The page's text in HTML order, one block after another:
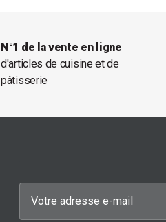
N°1 de la vente en ligne
d'articles de cuisine et de
pâtisserie